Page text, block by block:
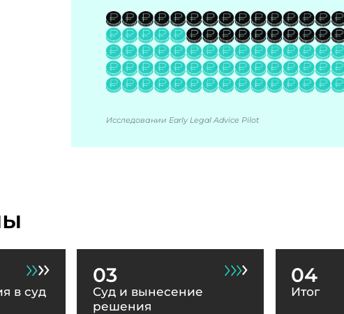
Исследовании Early Legal Advice Pilot
в суд
03
Суд и вынесение
решения
04
Итог